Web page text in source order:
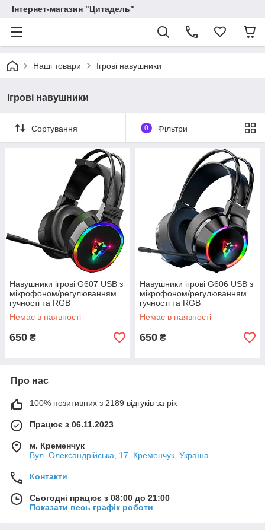
Інтернет-магазин "Цитадель"
Наші товари Ігрові навушники
Ігрові навушники
Сортування 0 Фільтри
Навушники ігрові G607 USB з
мікрофоном/регулюванням
гучності та RGB
підсвічуванням
Немає в наявності
650 ₴
Навушники ігрові G606 USB з
мікрофоном/регулюванням
гучності та RGB
підсвічуванням
Немає в наявності
650 ₴
Про нас
100% позитивних з 2189 відгуків за рік
Працює з 06.11.2023
м. Кременчук
Вул. Олександрійська, 17, Кременчук, Україна
Контакти
Сьогодні працює з 08:00 до 21:00
Показати весь графік роботи